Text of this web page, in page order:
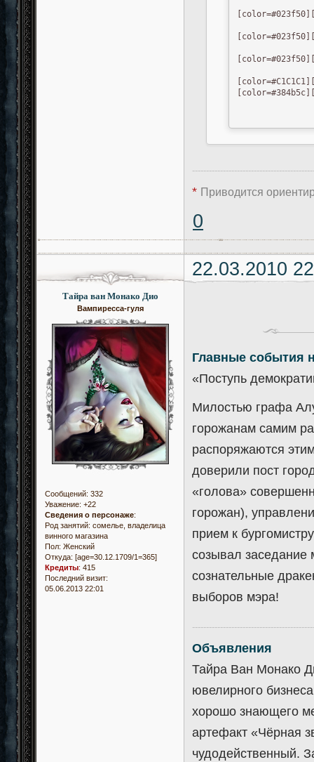
* Приводится
0
22.03.2010
Тайра ван Монако Дио
Вампиресса-гуля
Сообщений: 332
Уважение: +22
Сведения о персонаже:
Род занятий: сомелье, владелица
винного магазина
Пол: Женский
Откуда: [age=30.12.1709/1=365]
Кредиты: 415
Последний визит:
05.06.2013 22:01
Главные события
«Поступь
Милостью графа
горожанам самим
распоряжаются
доверили пост
«голова»
горожан),
прием к
созывал заседание
сознательные
выборов мэра!
Объявления
Тайра Ван Монако
ювелирного
хорошо знающего
артефакт «Чёрная
чудодейственный.